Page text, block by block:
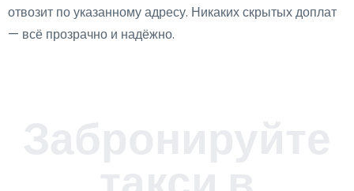
отвозит по указанному адресу. Никаких скрытых доплат
— всё прозрачно и надёжно.